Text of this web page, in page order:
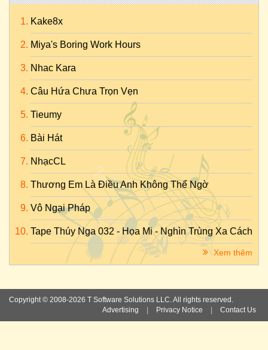
Kake8x
Miya's Boring Work Hours
Nhac Kara
Câu Hứa Chưa Trọn Vẹn
Tieumy
Bài Hát
NhạcCL
Thương Em Là Điều Anh Không Thể Ngờ
Vô Ngại Pháp
Tape Thúy Nga 032 - Họa Mi - Nghìn Trùng Xa Cách
Xem thêm
Copyright © 2008-2026 T Software Solutions LLC. All rights reserved.
Advertising
Privacy Notice Contact Us